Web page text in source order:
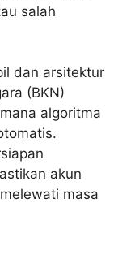
salah
dan arsitektur
(BKN)
algoritma
akun
masa